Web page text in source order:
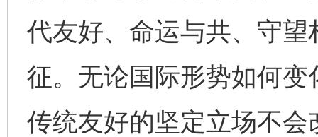
代友好、命运与共、守
征。无论国际形势如何
传统友好的坚定立场不